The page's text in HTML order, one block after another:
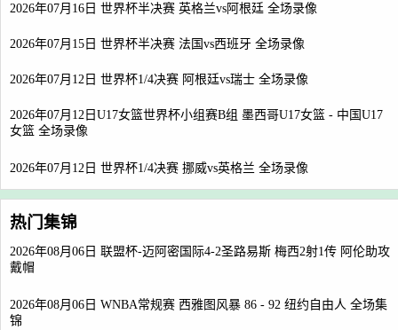
2026年07月16日 世界杯半决赛 英格兰vs阿根廷 全场录像
2026年07月15日 世界杯半决赛 法国vs西班牙 全场录像
2026年07月12日 世界杯1/4决赛 阿根廷vs瑞士 全场录像
2026年07月12日U17女篮世界杯小组赛B组 墨西哥U17女篮 - 中国U17
女篮 全场录像
2026年07月12日 世界杯1/4决赛 挪威vs英格兰 全场录像
热门集锦
2026年08月06日 联盟杯-迈阿密国际4-2圣路易斯 梅西2射1传 阿伦助攻
戴帽
2026年08月06日 WNBA常规赛 西雅图风暴 86 - 92 纽约自由人 全场集
锦